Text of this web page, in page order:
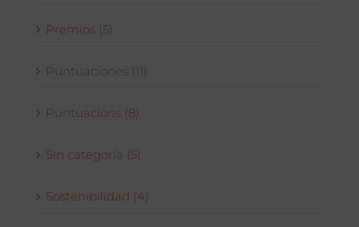
Premios (5)
Puntuaciones (11)
Puntuacions (8)
Sin categoría (5)
Sostenibilidad (4)